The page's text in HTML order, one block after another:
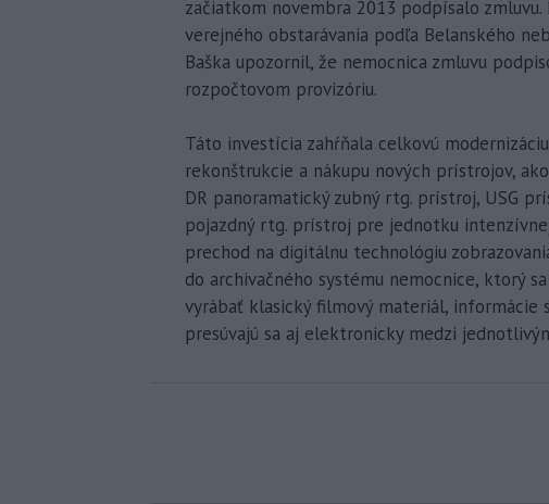
začiatkom novembra 2013 podpísalo
verejného obstarávania podľa Belanského
Baška upozornil, že nemocnica zmluvu
rozpočtovom provizóriu.
Táto investícia zahŕňala celkovú
rekonštrukcie a nákupu nových prístrojov,
DR panoramatický zubný rtg. prístroj, USG
pojazdný rtg. prístroj pre jednotku
prechod na digitálnu technológiu
do archivačného systému nemocnice, ktorý
vyrábať klasický filmový materiál, informácie
presúvajú sa aj elektronicky medzi